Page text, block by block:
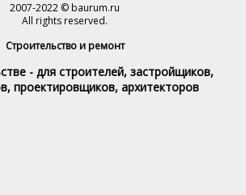
2007-2022 © baurum.ru
All rights reserved.
Строительство и ремонт
- для строителей, застройщиков,
проектировщиков, архитекторов